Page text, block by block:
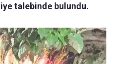
talebinde bulundu.